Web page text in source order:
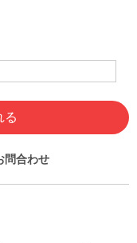
る
問合わせ